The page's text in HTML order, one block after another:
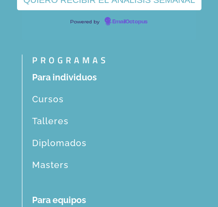
Powered by EmailOctopus
PROGRAMAS
Para individuos
Cursos
Talleres
Diplomados
Masters
Para equipos